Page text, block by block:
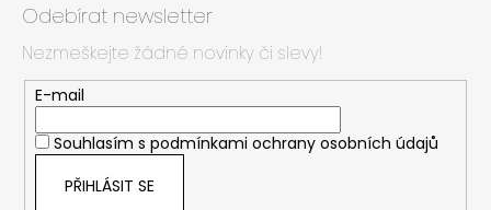
Odebírat newsletter
Nezmeškejte žádné novinky či slevy!
E-mail
Souhlasím s podmínkami ochrany osobních údajů
PŘIHLÁSIT SE